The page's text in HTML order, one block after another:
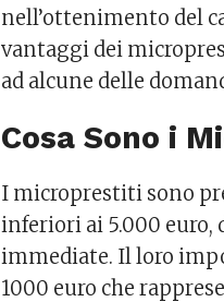
nell’ottenimento del
vantaggi dei
ad alcune delle
Cosa Sono i
I microprestiti sono
inferiori ai 5.000 euro,
immediate. Il loro
1000 euro che